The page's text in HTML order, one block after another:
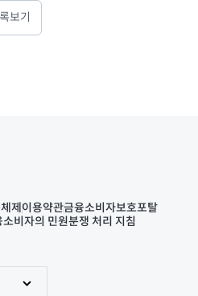
보기
제 이용약관금융소비자보호포탈
소비자의 민원분쟁 처리 지침